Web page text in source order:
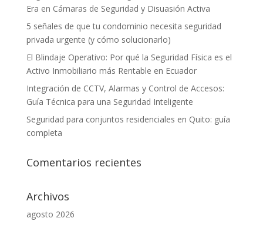
Era en Cámaras de Seguridad y Disuasión Activa
5 señales de que tu condominio necesita seguridad
privada urgente (y cómo solucionarlo)
El Blindaje Operativo: Por qué la Seguridad Física es el
Activo Inmobiliario más Rentable en Ecuador
Integración de CCTV, Alarmas y Control de Accesos:
Guía Técnica para una Seguridad Inteligente
Seguridad para conjuntos residenciales en Quito: guía
completa
Comentarios recientes
Archivos
agosto 2026